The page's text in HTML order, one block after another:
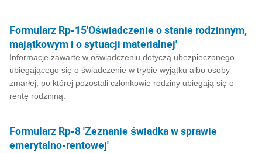
Formularz Rp-15'Oświadczenie o stanie rodzinnym,
majątkowym i o sytuacji materialnej'
Informacje zawarte w oświadczeniu dotyczą ubezpieczonego
ubiegającego się o świadczenie w trybie wyjątku albo osoby
zmarłej, po której pozostali członkowie rodziny ubiegają się o
rentę rodzinną.
Formularz Rp-8 'Zeznanie świadka w sprawie
emerytalno-rentowej'